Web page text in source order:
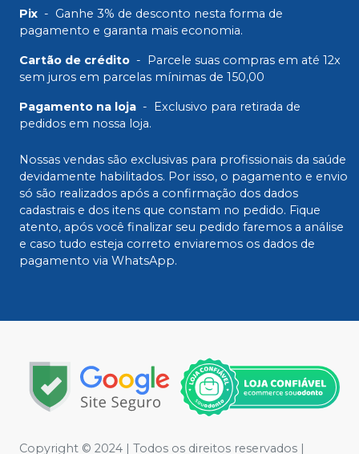
Pix - Ganhe 3% de desconto nesta forma de
pagamento e garanta mais economia.
Cartão de crédito - Parcele suas compras em até 12x
sem juros em parcelas mínimas de 150,00
Pagamento na loja - Exclusivo para retirada de
pedidos em nossa loja.
Nossas vendas são exclusivas para profissionais da saúde
devidamente habilitados. Por isso, o pagamento e envio
só são realizados após a confirmação dos dados
cadastrais e dos itens que constam no pedido. Fique
atento, após você finalizar seu pedido faremos a análise
e caso tudo esteja correto enviaremos os dados de
pagamento via WhatsApp.
Copyright © 2024 | Todos os direitos reservados |